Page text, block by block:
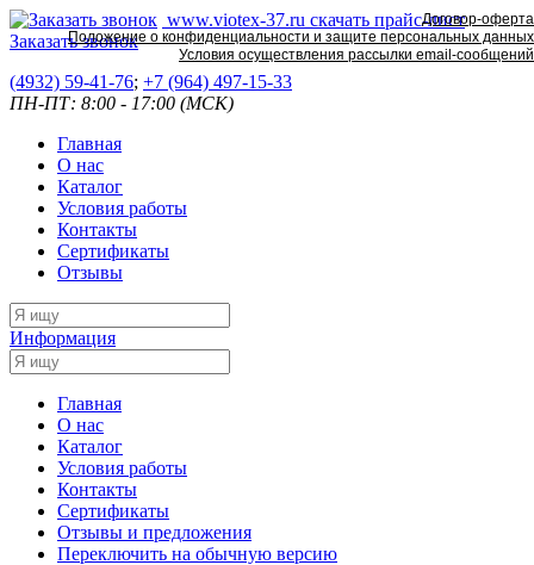
www.viotex-37.ru скачать прайс-лист
Заказать звонок
(4932) 59-41-76; +7 (964) 497-15-33
ПН-ПТ: 8:00 - 17:00 (МСК)
Главная
О нас
Каталог
Условия работы
Контакты
Сертификаты
Отзывы
Информация
Главная
О нас
Каталог
Условия работы
Контакты
Сертификаты
Отзывы и предложения
Переключить на обычную версию
Договор-оферта
Положение о конфиденциальности и защите персональных данных
Условия осуществления рассылки email-сообщений